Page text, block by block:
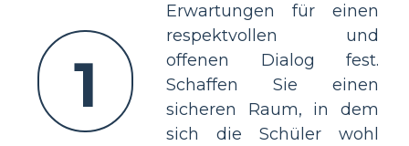
1
Erwartungen für einen
respektvollen und
offenen Dialog fest.
Schaffen Sie einen
sicheren Raum, in dem
sich die Schüler wohl